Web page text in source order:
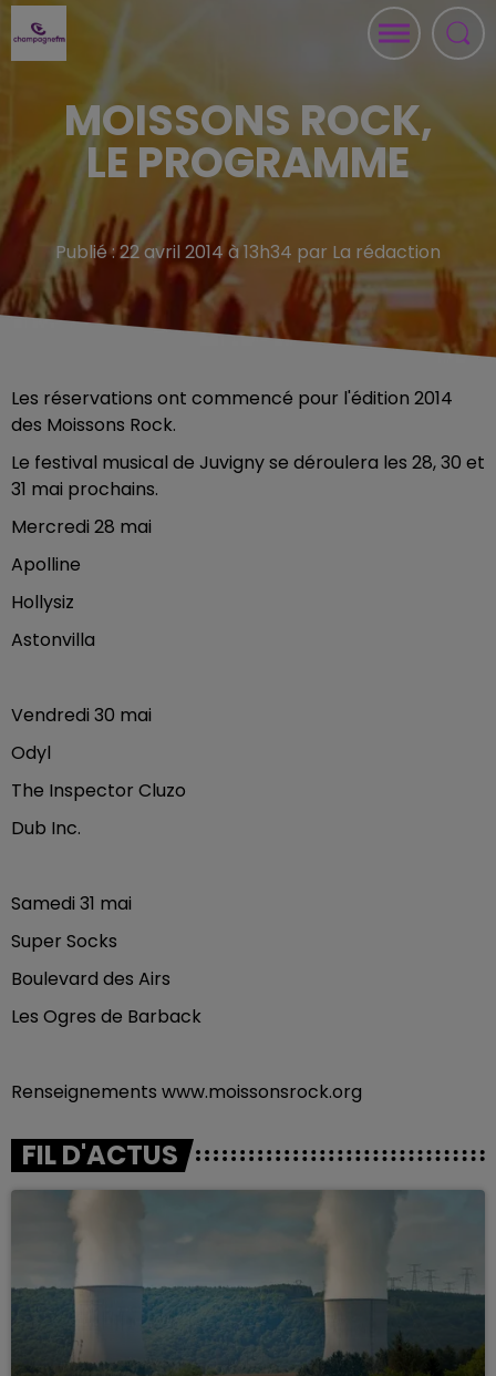
MOISSONS ROCK,
LE PROGRAMME
Publié : 22 avril 2014 à 13h34 par La rédaction
Les réservations ont commencé pour l'édition 2014
des Moissons Rock.
Le festival musical de Juvigny se déroulera les 28, 30 et
31 mai prochains.
Mercredi 28 mai
Apolline
Hollysiz
Astonvilla
Vendredi 30 mai
Odyl
The Inspector Cluzo
Dub Inc.
Samedi 31 mai
Super Socks
Boulevard des Airs
Les Ogres de Barback
Renseignements www.moissonsrock.org
FIL D'ACTUS